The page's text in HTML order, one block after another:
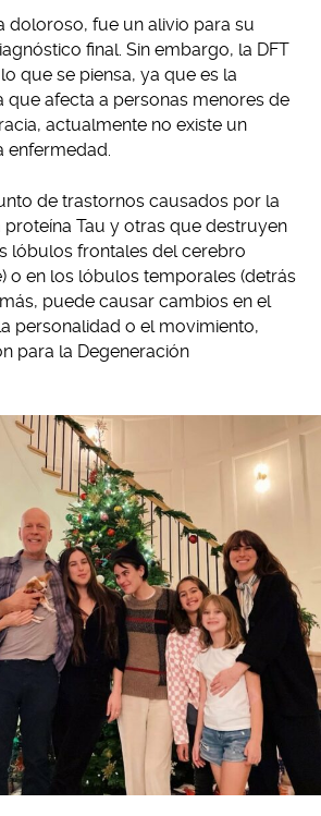
doloroso, fue un alivio para su
final. Sin embargo, la DFT
que se piensa, ya que es la
que afecta a personas menores de
actualmente no existe un
enfermedad.
de trastornos causados por la
Tau y otras que destruyen
lóbulos frontales del cerebro
o en los lóbulos temporales (detrás
puede causar cambios en el
personalidad o el movimiento,
para la Degeneración